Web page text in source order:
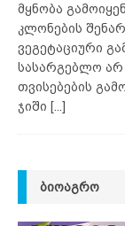
მყნობა
კლონების
ვეგეტაციური
სასარგებლო არ
თვისებების
ჯიში [...]
ᲑᲘᲝᲐᲒᲠᲝ